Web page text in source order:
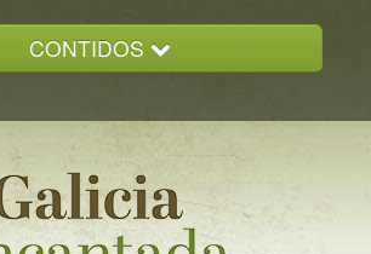
CONTIDOS
GALICIA ENCANTADA
DOCUMENTACION
NOVAS